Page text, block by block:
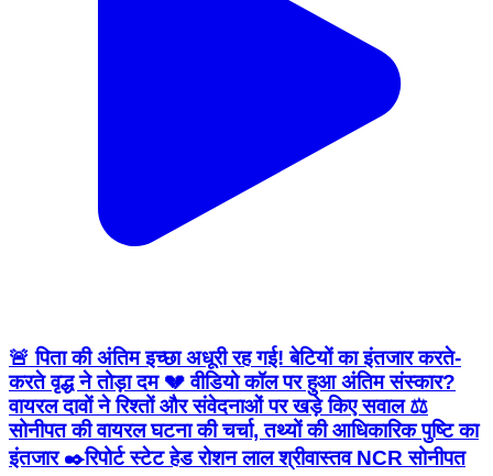
🚨 पिता की अंतिम इच्छा अधूरी रह गई! बेटियों का इंतजार करते-
करते वृद्ध ने तोड़ा दम 💔 वीडियो कॉल पर हुआ अंतिम संस्कार?
वायरल दावों ने रिश्तों और संवेदनाओं पर खड़े किए सवाल ⚖️
सोनीपत की वायरल घटना की चर्चा, तथ्यों की आधिकारिक पुष्टि का
इंतजार ✒️रिपोर्ट स्टेट हेड रोशन लाल श्रीवास्तव NCR सोनीपत